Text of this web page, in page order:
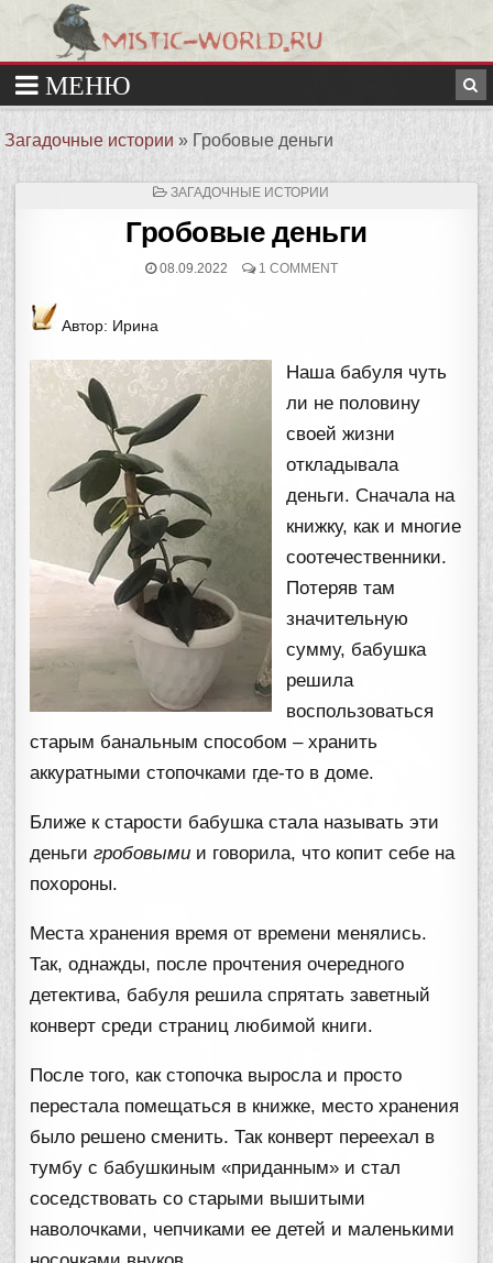
Загадочные истории» Гробовые деньги
ОПУБЛИКОВАНО
ЗАГАДОЧНЫЕ ИСТОРИИ
Гробовые деньги
08.09.2022 1 COMMENT
Автор: Ирина
Наша бабуля чуть
ли не половину
своей жизни
откладывала
деньги. Сначала на
книжку, как и многие
соотечественники.
Потеряв там
значительную
сумму, бабушка
решила
воспользоваться
старым банальным способом – хранить
аккуратными стопочками где-то в доме.
Ближе к старости бабушка стала называть эти
деньгигробовыми и говорила, что копит себе на
похороны.
Места хранения время от времени менялись.
Так, однажды, после прочтения очередного
детектива, бабуля решила спрятать заветный
конверт среди страниц любимой книги.
После того, как стопочка выросла и просто
перестала помещаться в книжке, место хранения
было решено сменить. Так конверт переехал в
тумбу с бабушкиным «приданным» и стал
соседствовать со старыми вышитыми
наволочками, чепчиками ее детей и маленькими